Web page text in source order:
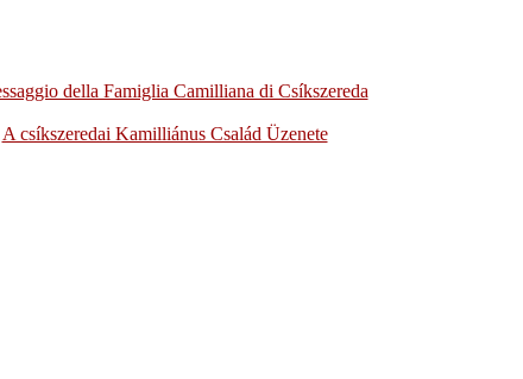
della Famiglia Camilliana di Csíkszereda
A csíkszeredai Kamilliánus Család Üzenete